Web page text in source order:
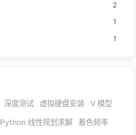
2
1
1
深度测试 虚拟硬盘安装
V 模型
Python 线性规划求解 着色频率